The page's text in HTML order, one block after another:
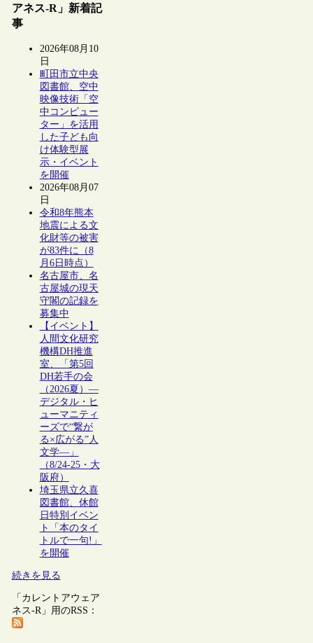
アネス-R」新着記
事
2026年08月10
日
町田市立中央
図書館、空中
映像技術「空
中コンピュー
ター」を活用
した子ども向
け体験型展
示・イベント
を開催
2026年08月07
日
令和8年熊本
地震による文
化財等の被害
が83件に（8
月6日時点）
名古屋市、名
古屋城の現天
守閣の記録を
募集中
【イベント】
人間文化研究
機構DH推進
室、「第5回
DH若手の会
（2026夏）―
デジタル・ヒ
ューマニティ
ーズで“繋が
る×広がる”人
文学―」
（8/24-25・大
阪府）
埼玉県立久喜
図書館、休館
日特別イベン
ト「本のタイ
トルで一句!」
を開催
続きを見る
「カレントアウェア
ネス-R」用のRSS：